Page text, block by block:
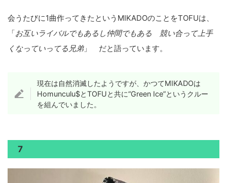
会うたびに1曲作ってきたというMIKADOのことをTOFUは、
「お互いライバルでもあるし仲間でもある 競い合って上手
くなっていってる兄弟」 だと語っています。
現在は自然消滅したようですが、かつてMIKADOは
Homunculu$とTOFUと共に“Green Ice”というクルー
を組んでいました。
7